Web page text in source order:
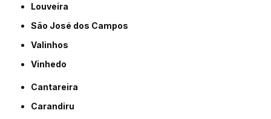
Louveira
São José dos Campos
Valinhos
Vinhedo
Cantareira
Carandiru